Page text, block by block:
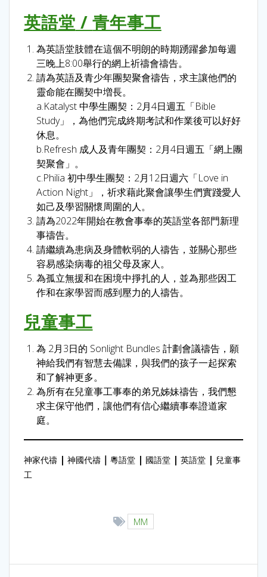
英語堂 /青年事工
為英語堂肢體在這個不明朗的時期踴躍參加每週
三晚上8:00舉行的網上祈禱會禱告。
請為英語及青少年團契聚會禱告，求主讓他們的
靈命能在團契中増長。
a.Katalyst 中學生團契：2月4日週五「Bible
Study」，為他們完成終期考試和作業後可以好好
休息。
b.Refresh 成人及青年團契：2月4日週五「網上團
契聚會」。
c.Philia 初中學生團契：2月12日週六「Love in
Action Night」，祈求藉此聚會讓學生們實踐愛人
如己及學習關懷周圍的人。
請為2022年開始在教會事奉的英語堂各部門新理
事禱告。
請繼續為患病及身體軟弱的人禱告，並關心那些
容易感染病毒的祖父母及家人。
為孤立無援和在困境中掙扎的人，並為那些因工
作和在家學習而感到壓力的人禱告。
兒童事工
為 2月3日的 Sonlight Bundles 計劃會議禱告，願
神給我們有智慧去備課，與我們的孩子一起探索
和了解神更多。
為所有在兒童事工事奉的弟兄姊妹禱告，我們懇
求主保守他們，讓他們有信心繼續事奉證道家
庭。
神家代禱 | 神國代禱 ｜ 粵語堂 | 國語堂 | 英語堂 | 兒童事
工
MM